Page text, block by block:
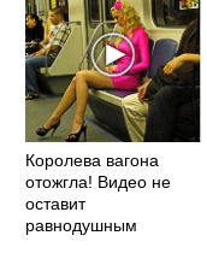
Королева вагона
отожгла! Видео не
оставит
равнодушным